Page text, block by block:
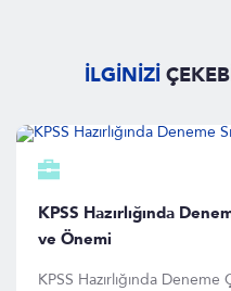
İLGİNİZİ
KPSS Hazırlığında
ve Önemi
KPSS Hazırlığında